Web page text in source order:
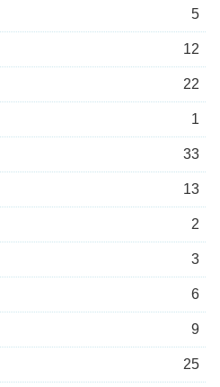
5
12
22
1
33
13
2
3
6
9
25